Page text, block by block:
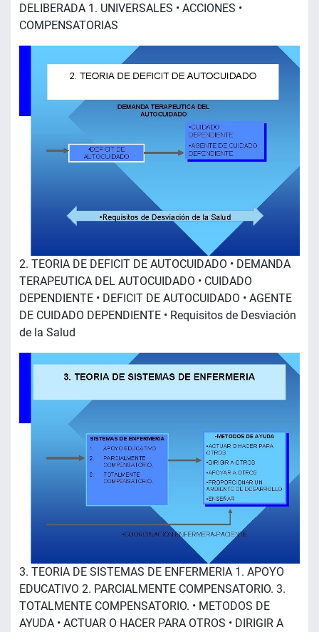
DELIBERADA 1. UNIVERSALES • ACCIONES •
COMPENSATORIAS
2. TEORIA DE DEFICIT DE AUTOCUIDADO • DEMANDA
TERAPEUTICA DEL AUTOCUIDADO • CUIDADO
DEPENDIENTE • DEFICIT DE AUTOCUIDADO • AGENTE
DE CUIDADO DEPENDIENTE • Requisitos de Desviación
de la Salud
3. TEORIA DE SISTEMAS DE ENFERMERIA 1. APOYO
EDUCATIVO 2. PARCIALMENTE COMPENSATORIO. 3.
TOTALMENTE COMPENSATORIO. • METODOS DE
AYUDA • ACTUAR O HACER PARA OTROS • DIRIGIR A